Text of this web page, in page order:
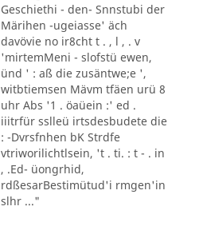
Geschiethi - den- Snnstubi der
Märihen -ugeiasse' äch
davövie no ir8cht t . , l , . v
'mirtemMeni - slofstü ewen,
ünd ' : aß die zusäntwe;e ',
witbtiemsen Mävm tfäen urü 8
uhr Abs '1 . öaüein :' ed .
iiitrfür sslleü irtsdesbudete die
: -Dvrsfnhen bK Strdfe
vtriworilichtlsein, 't . ti. : t - . in
, .Ed- üongrhid,
rdßesarBestimütud'i rmgen'in
slhr ..."